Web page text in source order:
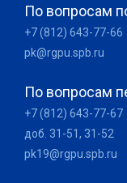
По вопросам
+7 (812) 643-77-66
pk@rgpu.spb.ru
По вопросам
+7 (812) 643-77-67
доб. 31-51, 31-52
pk19@rgpu.spb.ru